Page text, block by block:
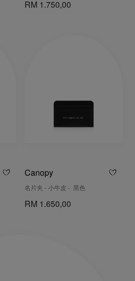
RM 1.750,00
Canopy
名片夹 - 小牛皮 - 黑色
RM 1.650,00